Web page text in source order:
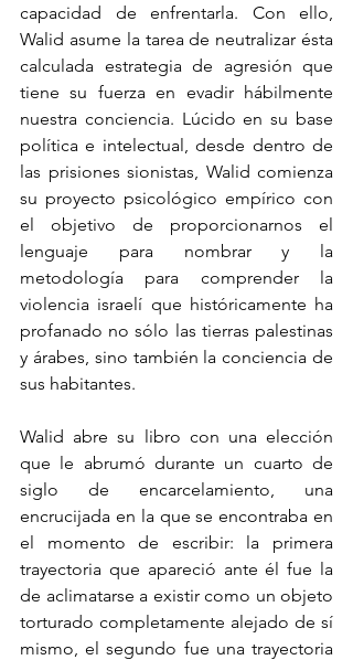
capacidad de enfrentarla. Con ello,
Walid asume la tarea de neutralizar ésta
calculada estrategia de agresión que
tiene su fuerza en evadir hábilmente
nuestra conciencia. Lúcido en su base
política e intelectual, desde dentro de
las prisiones sionistas, Walid comienza
su proyecto psicológico empírico con
el objetivo de proporcionarnos el
lenguaje para nombrar y la
metodología para comprender la
violencia israelí que históricamente ha
profanado no sólo las tierras palestinas
y árabes, sino también la conciencia de
sus habitantes.
Walid abre su libro con una elección
que le abrumó durante un cuarto de
siglo de encarcelamiento, una
encrucijada en la que se encontraba en
el momento de escribir: la primera
trayectoria que apareció ante él fue la
de aclimatarse a existir como un objeto
torturado completamente alejado de sí
mismo, el segundo fue una trayectoria